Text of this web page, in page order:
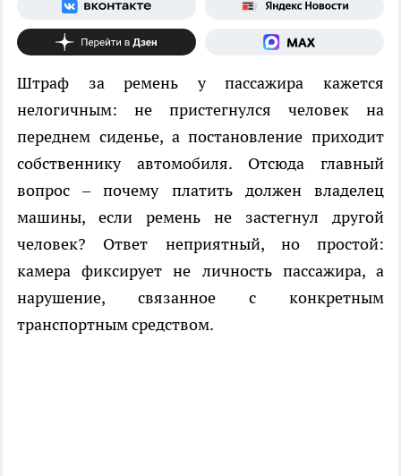
Штраф за ремень у пассажира кажется
нелогичным: не пристегнулся человек на
переднем сиденье, а постановление приходит
собственнику автомобиля. Отсюда главный
вопрос – почему платить должен владелец
машины, если ремень не застегнул другой
человек? Ответ неприятный, но простой:
камера фиксирует не личность пассажира, а
нарушение, связанное с конкретным
транспортным средством.